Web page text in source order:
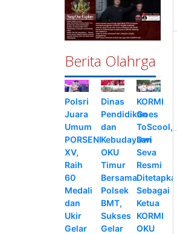
Berita Olahrga
Polsri
Juara
Umum
PORSENI
XV,
Raih
60
Medali
dan
Ukir
Gelar
Dinas
Pendidikan
dan
Kebudayaan
OKU
Timur
Bersama
Polsek
BMT,
Sukses
Gelar
KORMI
Goes
ToScool,
Dwi
Seva
Resmi
Ditetapkan
Sebagai
Ketua
KORMI
OKU